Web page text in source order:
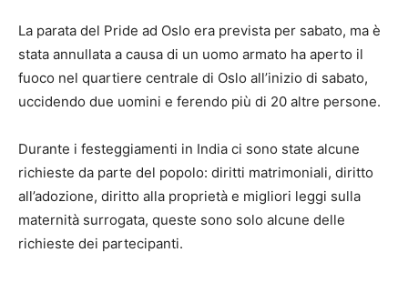
La parata del Pride ad Oslo era prevista per sabato, ma è
stata annullata a causa di un uomo armato ha aperto il
fuoco nel quartiere centrale di Oslo all’inizio di sabato,
uccidendo due uomini e ferendo più di 20 altre persone.
Durante i festeggiamenti in India ci sono state alcune
richieste da parte del popolo: diritti matrimoniali, diritto
all’adozione, diritto alla proprietà e migliori leggi sulla
maternità surrogata, queste sono solo alcune delle
richieste dei partecipanti.